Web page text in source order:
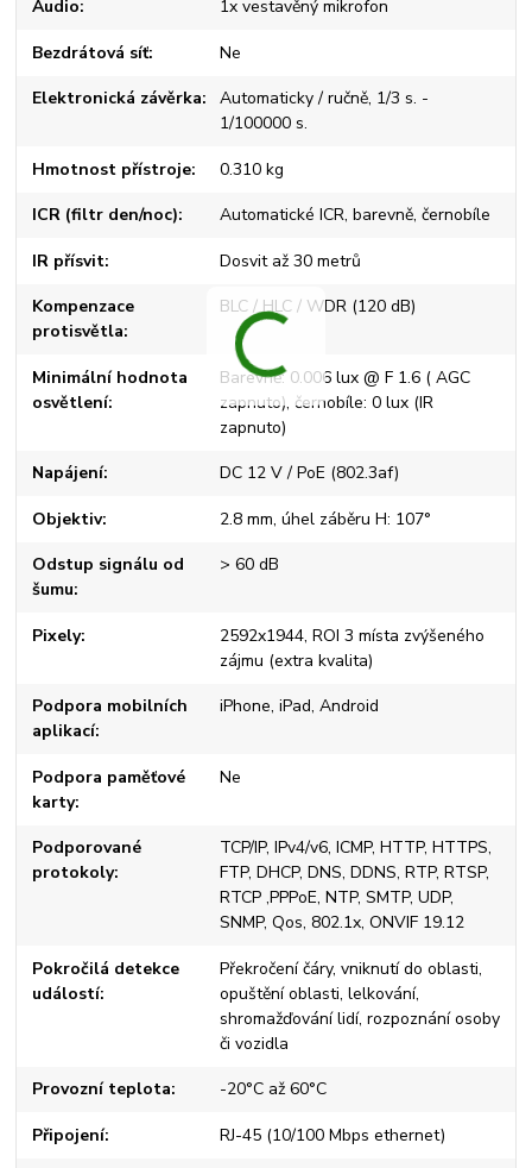
Audio 1x vestavěný mikrofon
Bezdrátová síť Ne
Elektronická závěrka
Automaticky / ručně, 1/3 s. -
1/100000 s.
Hmotnost přístroje 0.310 kg
ICR (filtr den/noc) Automatické ICR, barevně, černobíle
IR přísvit Dosvit až 30 metrů
Kompenzace
protisvětla
BLC / HLC / WDR (120 dB)
Minimální hodnota
osvětlení
Barevně: 0.006 lux @ F 1.6 ( AGC
zapnuto), černobíle: 0 lux (IR
zapnuto)
Napájení DC 12 V / PoE (802.3af)
Objektiv 2.8 mm, úhel záběru H: 107°
Odstup signálu od
šumu
> 60 dB
Pixely
2592x1944, ROI 3 místa zvýšeného
zájmu (extra kvalita)
Podpora mobilních
aplikací
iPhone, iPad, Android
Podpora paměťové
karty
Ne
Podporované
protokoly
TCP/IP, IPv4/v6, ICMP, HTTP, HTTPS,
FTP, DHCP, DNS, DDNS, RTP, RTSP,
RTCP ,PPPoE, NTP, SMTP, UDP,
SNMP, Qos, 802.1x, ONVIF 19.12
Pokročilá detekce
událostí
Překročení čáry, vniknutí do oblasti,
opuštění oblasti, lelkování,
shromažďování lidí, rozpoznání osoby
či vozidla
Provozní teplota -20°C až 60°C
Připojení RJ-45 (10/100 Mbps ethernet)